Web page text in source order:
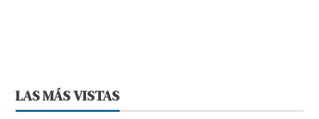
LAS MÁS VISTAS